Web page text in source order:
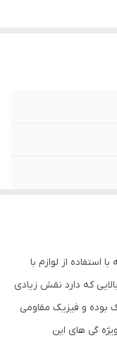
استفاده از لوازم با
که دارد نقش زیادی
بوده و فیزیک مقاومی
گی های این